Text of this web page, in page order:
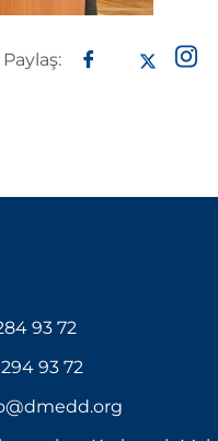
Paylaş:
93 72
93 72